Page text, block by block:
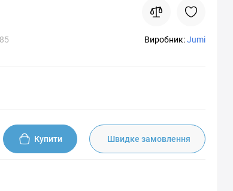
Виробник:Jumi
Купити Швидке замовлення